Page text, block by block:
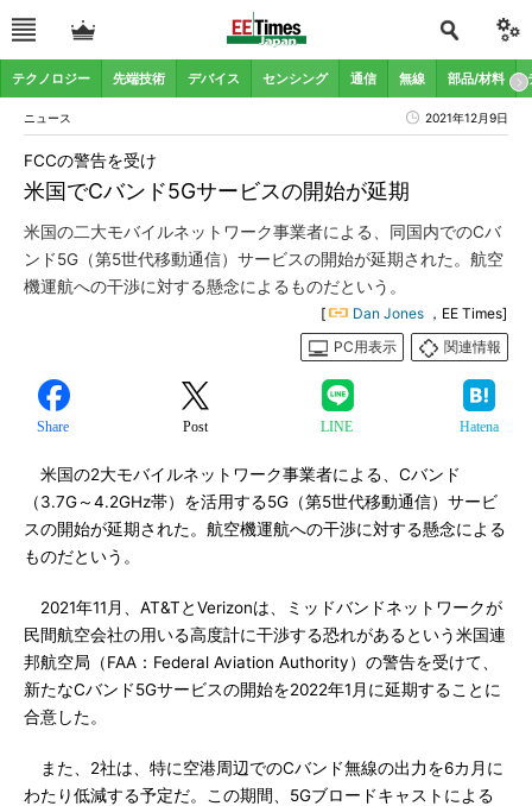
テクノロジー 先端技術 デバイス センシング 通信 無線 部品/材料
ニュース 2021年12月9日
米国でCバンド5Gサービスの開始が延期
FCCの警告を受け
米国の二大モバイルネットワーク事業者による、同国内でのCバ
ンド5G（第5世代移動通信）サービスの開始が延期された。航空
機運航への干渉に対する懸念によるものだという。
[ Dan Jones ，EE Times]
PC用表示
関連情報
Share Post LINE Hatena
米国の2大モバイルネットワーク事業者による、Cバンド
（3.7G～4.2GHz帯）を活用する5G（第5世代移動通信）サービ
スの開始が延期された。航空機運航への干渉に対する懸念による
ものだという。
2021年11月、AT&TとVerizonは、ミッドバンドネットワークが
民間航空会社の用いる高度計に干渉する恐れがあるという米国連
邦航空局（FAA：Federal Aviation Authority）の警告を受けて、
新たなCバンド5Gサービスの開始を2022年1月に延期することに
合意した。
また、2社は、特に空港周辺でのCバンド無線の出力を6カ月に
わたり低減する予定だ。この期間、5Gブロードキャストによる